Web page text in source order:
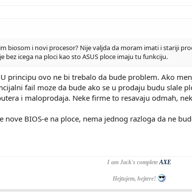
biosom i novi procesor? Nije valjda da moram imati i stariji
bez icega na ploci kao sto ASUS ploce imaju tu funkciju.
principu ovo ne bi trebalo da bude problem. Ako
fail moze da bude ako se u prodaju budu slale
i maloprodaja. Neke firme to resavaju odmah,
nove BIOS-e na ploce, nema jednog razloga da ne
I am Jack's completeAXE
Hejtujem, hejtere!